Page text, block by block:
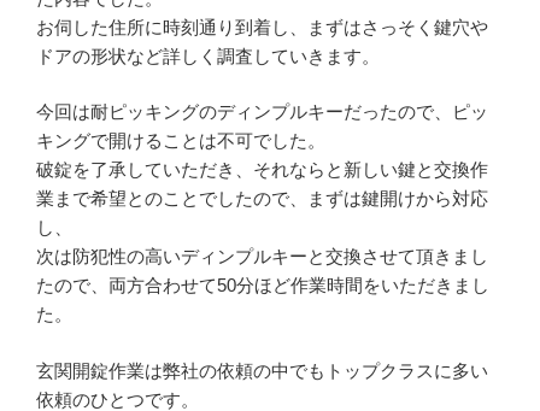
お伺した住所に時刻通り到着し、まずはさっそく鍵穴や
ドアの形状など詳しく調査していきます。
今回は耐ピッキングのディンプルキーだったので、ピッ
キングで開けることは不可でした。
破錠を了承していただき、それならと新しい鍵と交換作
業まで希望とのことでしたので、まずは鍵開けから対応
し、
次は防犯性の高いディンプルキーと交換させて頂きまし
たので、両方合わせて50分ほど作業時間をいただきまし
た。
玄関開錠作業は弊社の依頼の中でもトップクラスに多い
依頼のひとつです。